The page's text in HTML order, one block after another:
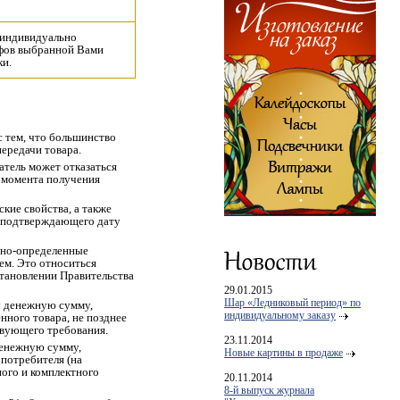
выбранной Вами
тем, что большинство
товара.
может отказаться
получения
свойства, а также
дату
определенные
Это относиться
Правительства
денежную сумму,
товара, не позднее
требования.
сумму,
(на
и комплектного
29.01.2015
Шар «Ледниковый период» по
индивидуальному заказу
23.11.2014
Новые картины в продаже
20.11.2014
8-й выпуск журнала